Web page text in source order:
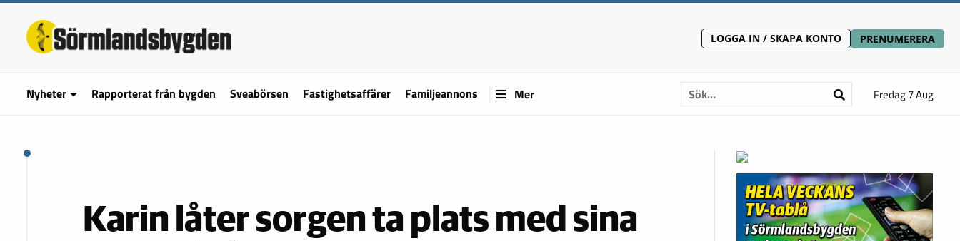
LOGGA IN / SKAPA KONTO PRENUMERERA
Nyheter Rapporterat från bygden Sveabörsen Fastighetsaffärer Familjeannons Mer Fredag 7 Aug
Karin låter sorgen ta plats med sina